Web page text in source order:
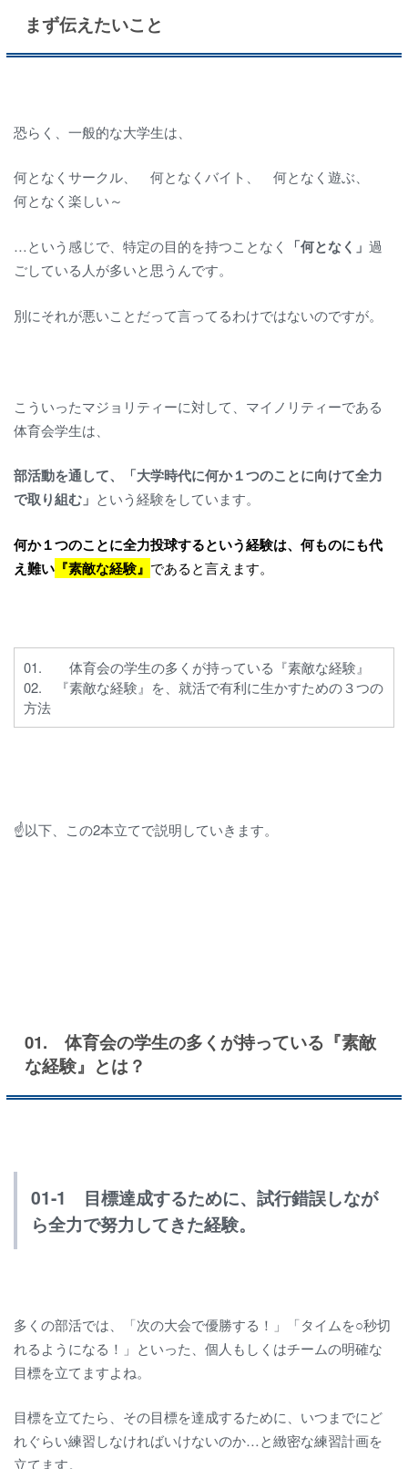
まず伝えたいこと
恐らく、一般的な大学生は、
何となくサークル、 何となくバイト、 何となく遊ぶ、
何となく楽しい～
…という感じで、特定の目的を持つことなく 「何となく」 過
ごしている人が多いと思うんです。
別にそれが悪いことだって言ってるわけではないのですが。
こういったマジョリティーに対して、マイノリティーである
体育会学生は、
部活動を通して、「大学時代に何か１つのことに向けて全力
で取り組む」 という経験をしています。
何か１つのことに全力投球するという経験は、何ものにも代
え難い『素敵な経験』 であると言えます。
01. 体育会の学生の多くが持っている『素敵な経験』
02. 『素敵な経験』を、就活で有利に生かすための３つの
方法
☝以下、この2本立てで説明していきます。
01. 体育会の学生の多くが持っている『素敵
な経験』とは？
01-1 目標達成するために、試行錯誤しなが
ら全力で努力してきた経験。
多くの部活では、「次の大会で優勝する！」「タイムを○秒切
れるようになる！」といった、個人もしくはチームの明確な
目標を立てますよね。
目標を立てたら、その目標を達成するために、いつまでにど
れぐらい練習しなければいけないのか…と緻密な練習計画を
立てます。